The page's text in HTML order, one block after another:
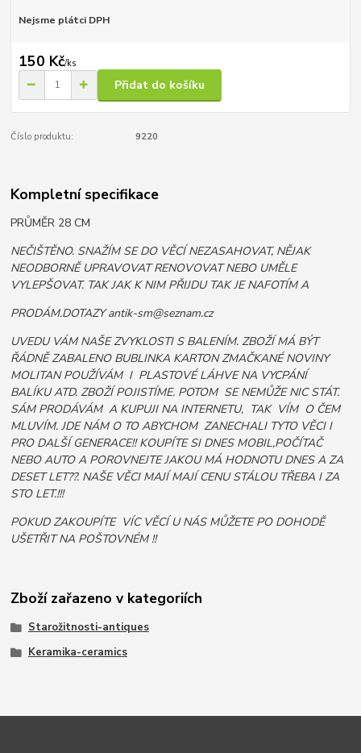
Nejsme plátci DPH
150 Kč/ks
Přidat do košíku
Číslo produktu: 9220
Kompletní specifikace
PRŮMĚR 28 CM
NEČIŠTĚNO. SNAŽÍM SE DO VĚCÍ NEZASAHOVAT, NĚJAK
NEODBORNĚ UPRAVOVAT RENOVOVAT NEBO UMĚLE
VYLEPŠOVAT. TAK JAK K NIM PŘIJDU TAK JE NAFOTÍM A
PRODÁM.DOTAZY antik-sm@seznam.cz
UVEDU VÁM NAŠE ZVYKLOSTI S BALENÍM. ZBOŽÍ MÁ BÝT
ŘÁDNĚ ZABALENO BUBLINKA KARTON ZMAČKANÉ NOVINY
MOLITAN POUŽÍVÁM I PLASTOVÉ LÁHVE NA VYCPÁNÍ
BALÍKU ATD. ZBOŽÍ POJISTÍME. POTOM SE NEMŮŽE NIC STÁT.
SÁM PRODÁVÁM A KUPUJI NA INTERNETU, TAK VÍM O ČEM
MLUVÍM. JDE NÁM O TO ABYCHOM ZANECHALI TYTO VĚCI I
PRO DALŠÍ GENERACE!! KOUPÍTE SI DNES MOBIL,POČÍTAČ
NEBO AUTO A POROVNEJTE JAKOU MÁ HODNOTU DNES A ZA
DESET LET??. NAŠE VĚCI MAJÍ MAJÍ CENU STÁLOU TŘEBA I ZA
STO LET.!!!
POKUD ZAKOUPÍTE VÍC VĚCÍ U NÁS MŮŽETE PO DOHODĚ
UŠETŘIT NA POŠTOVNÉM !!
Zboží zařazeno v kategoriích
Starožitnosti-antiques
Keramika-ceramics